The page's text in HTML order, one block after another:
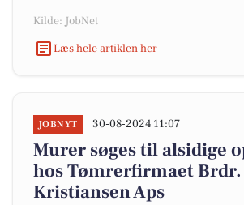
Kilde: JobNet
Læs hele artiklen her
JOBNYT 30-08-2024 11:07
Murer søges til alsidige
hos Tømrerfirmaet Brdr.
Kristiansen Aps